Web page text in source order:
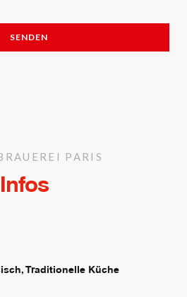
PARIS
Traditionelle Küche